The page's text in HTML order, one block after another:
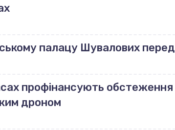
палацу Шувалових
профінансують
дроном